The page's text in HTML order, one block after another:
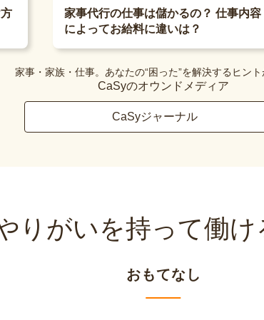
家事代行の仕事は儲かるの？ 仕事内容
によってお給料に違いは？
家事・家族・仕事。あなたの“困った”を解決するヒン
CaSyのオウンドメディア
CaSyジャーナル
りがいを持って働け
おもてなし